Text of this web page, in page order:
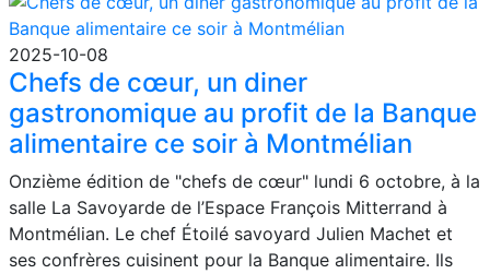
2025-10-08
Chefs de cœur, un diner
gastronomique au profit de la Banque
alimentaire ce soir à Montmélian
Onzième édition de "chefs de cœur" lundi 6 octobre, à la
salle La Savoyarde de l’Espace François Mitterrand à
Montmélian. Le chef Étoilé savoyard Julien Machet et
ses confrères cuisinent pour la Banque alimentaire. Ils